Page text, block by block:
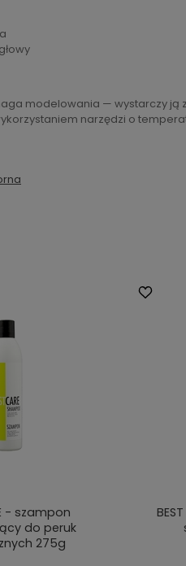
modelowania — wystarczy
narzędzi o
- szampon
do peruk
275g